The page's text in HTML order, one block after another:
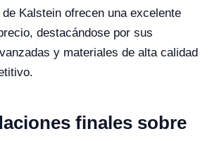
Kalstein ofrecen una excelente
destacándose por sus
y materiales de alta calidad
finales sobre